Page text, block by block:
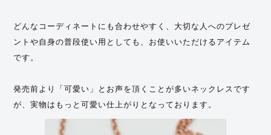
どんなコーディネートにも合わせやすく、大切な人へのプレゼ
ントや自身の普段使い用としても、お使いいただけるアイテム
です。
発売前より「可愛い」とお声を頂くことが多いネックレスです
が、実物はもっと可愛い仕上がりとなっております。